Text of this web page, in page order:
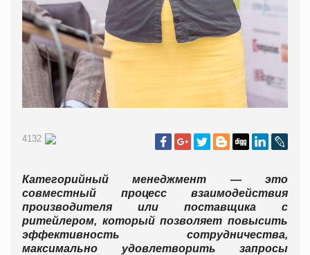
4132
Категорийный менеджмент — это
совместный процесс взаимодействия
производителя или поставщика с
ритейлером, который позволяет повысить
эффективность сотрудничества,
максимально удовлетворить запросы